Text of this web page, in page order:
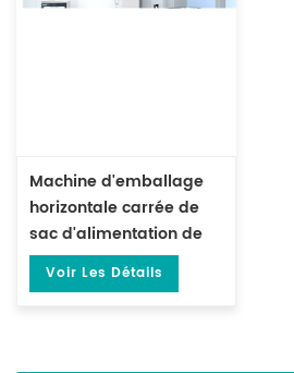
Machine d'emballage
horizontale carrée de
sac d'alimentation de
thé de biscuit DL-XBGD-
10
Voir Les Détails